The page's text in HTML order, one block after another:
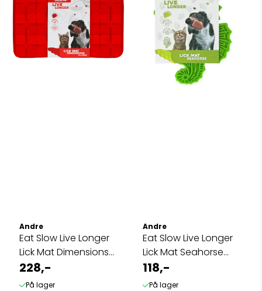
Andre
Eat Slow Live Longer
Lick Mat Dimensions
Flower ...
228,-
På lager
Andre
Eat Slow Live Longer
Lick Mat Seahorse
Green
118,-
På lager